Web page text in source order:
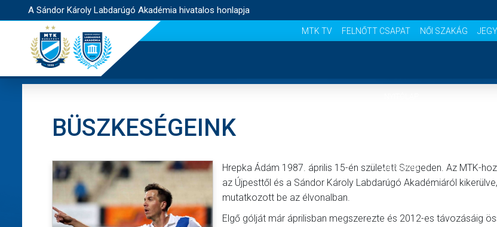
A Sándor Károly Labdarúgó Akadémia hivatalos honlapja
MTK TV FELNŐTT CSAPAT NŐI SZAKÁG
AKADÉMIA
BÜSZKESÉGEINK
Hrepka Ádám 1987. április 15-én született Szegeden. Az MTK-
az Újpesttől és a Sándor Károly Labdarúgó Akadémiáról
mutatkozott be az élvonalban.
Elgő gólját már áprilisban megszerezte és 2012-es távozásáig